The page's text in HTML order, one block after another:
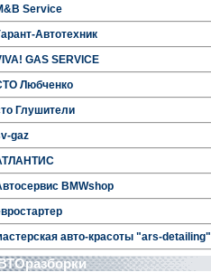
Service
Автотехник
GAS SERVICE
Любченко
Глушители
gaz
BMWshop
авто-красоты "ars-detailing"